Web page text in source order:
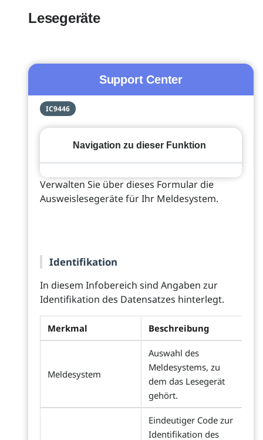
Lesegeräte
Support Center
IC9446
Navigation zu dieser Funktion
Verwalten Sie über dieses Formular die
Ausweislesegeräte für Ihr Meldesystem.
Identifikation
In diesem Infobereich sind Angaben zur
Identifikation des Datensatzes hinterlegt.
Merkmal Beschreibung
Meldesystem
Auswahl des
Meldesystems, zu
dem das Lesegerät
gehört.
Eindeutiger Code zur
Identifikation des